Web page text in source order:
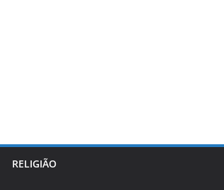
RELIGIÃO